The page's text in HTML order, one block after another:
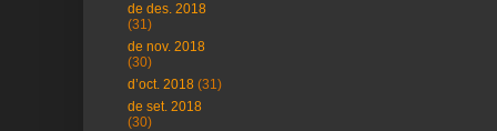
de des. 2018
(31)
de nov. 2018
(30)
d’oct. 2018 (31)
de set. 2018
(30)